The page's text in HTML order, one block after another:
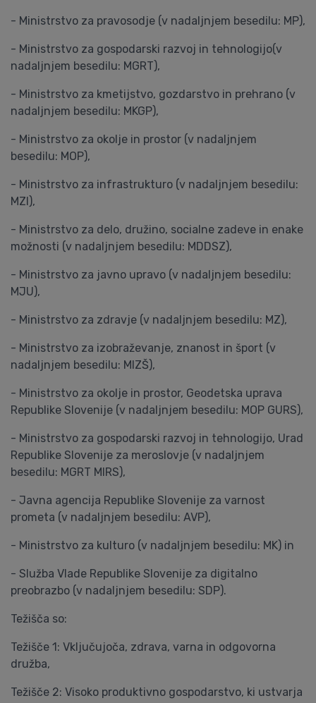
- Ministrstvo za pravosodje (v nadaljnjem besedilu: MP),
- Ministrstvo za gospodarski razvoj in tehnologijo(v
nadaljnjem besedilu: MGRT),
- Ministrstvo za kmetijstvo, gozdarstvo in prehrano (v
nadaljnjem besedilu: MKGP),
- Ministrstvo za okolje in prostor (v nadaljnjem
besedilu: MOP),
- Ministrstvo za infrastrukturo (v nadaljnjem besedilu:
MZI),
- Ministrstvo za delo, družino, socialne zadeve in enake
možnosti (v nadaljnjem besedilu: MDDSZ),
- Ministrstvo za javno upravo (v nadaljnjem besedilu:
MJU),
- Ministrstvo za zdravje (v nadaljnjem besedilu: MZ),
- Ministrstvo za izobraževanje, znanost in šport (v
nadaljnjem besedilu: MIZŠ),
- Ministrstvo za okolje in prostor, Geodetska uprava
Republike Slovenije (v nadaljnjem besedilu: MOP GURS),
- Ministrstvo za gospodarski razvoj in tehnologijo, Urad
Republike Slovenije za meroslovje (v nadaljnjem
besedilu: MGRT MIRS),
- Javna agencija Republike Slovenije za varnost
prometa (v nadaljnjem besedilu: AVP),
- Ministrstvo za kulturo (v nadaljnjem besedilu: MK) in
- Služba Vlade Republike Slovenije za digitalno
preobrazbo (v nadaljnjem besedilu: SDP).
Težišča so:
Težišče 1: Vključujoča, zdrava, varna in odgovorna
družba,
Težišče 2: Visoko produktivno gospodarstvo, ki ustvarja